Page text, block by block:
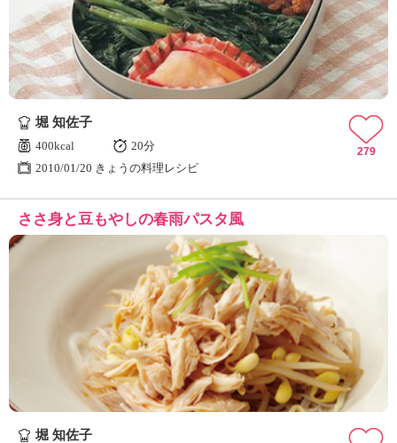
堀 知佐子
400kcal
20分
2010/01/20 きょうの料理レシピ
279
ささ身と豆もやしの春雨パスタ風
堀 知佐子